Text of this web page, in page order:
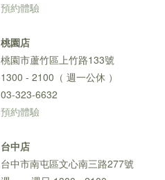
預約體驗
桃園店
桃園市蘆竹區上竹路133號
1300 - 2100（ 週一公休 ）
03-323-6632
預約體驗
台中店
台中市南屯區文心南三路277號